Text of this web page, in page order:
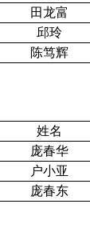
田龙富
邱玲
陈笃辉
姓名
庞春华
户小亚
庞春东